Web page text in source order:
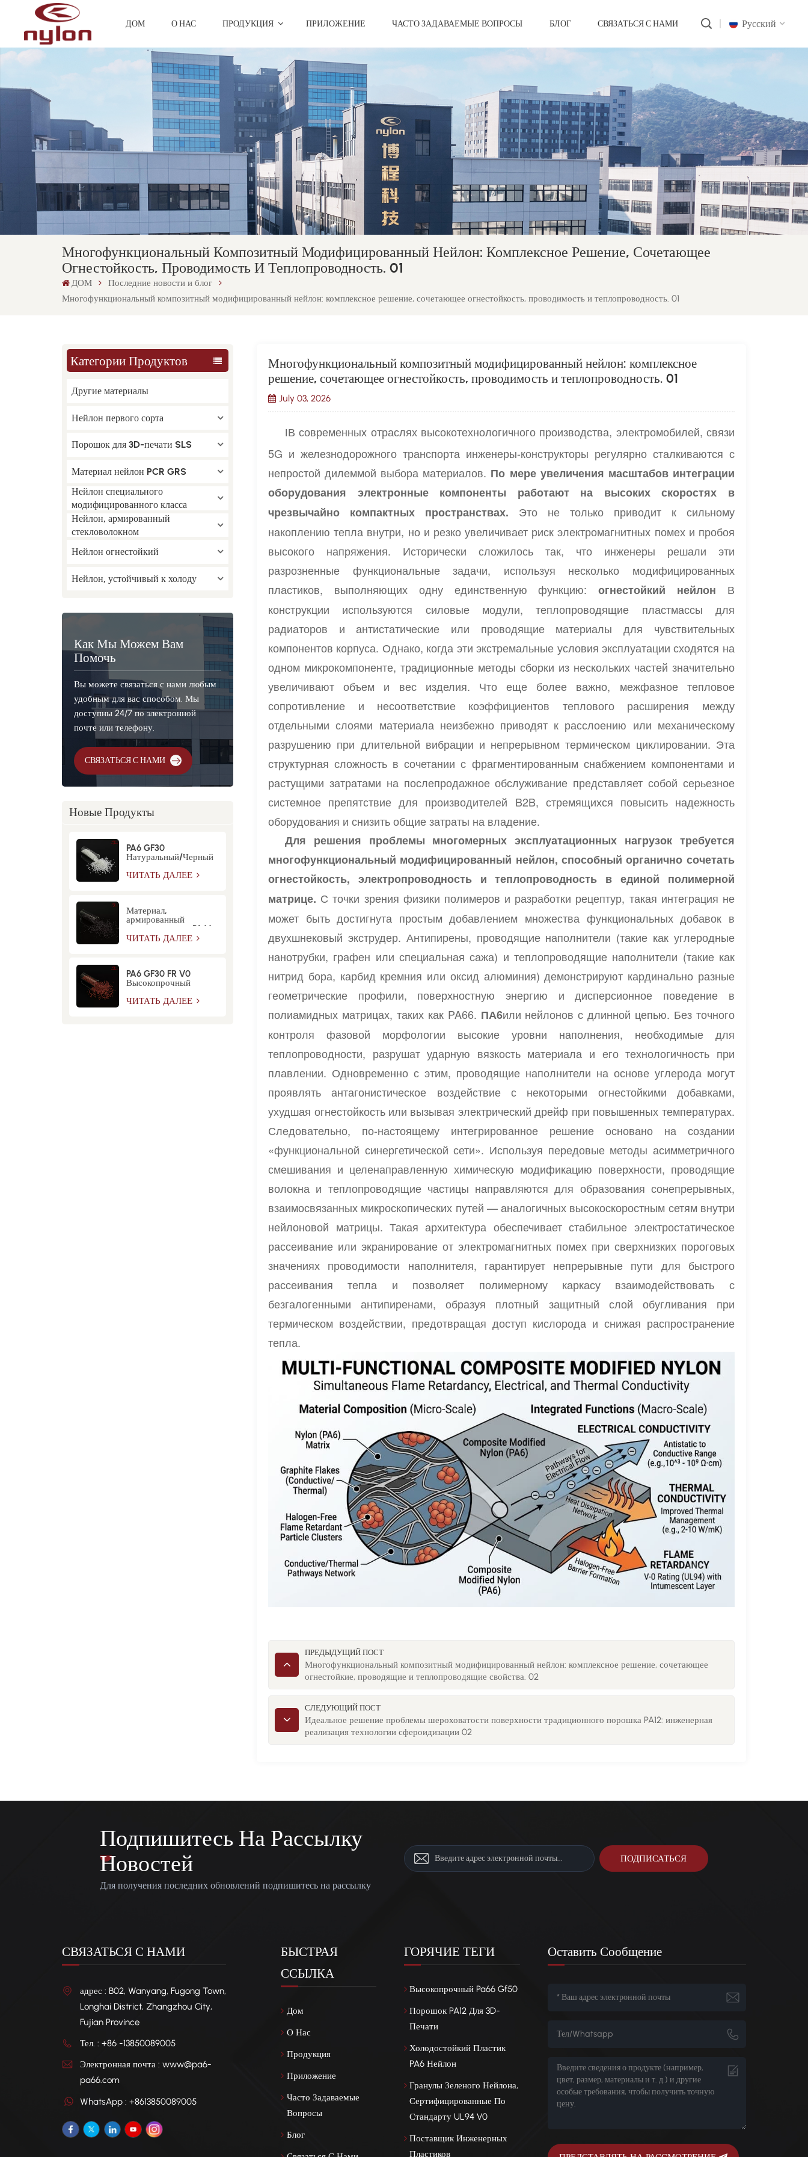
ДОМ О НАС ПРОДУКЦИЯ ПРИЛОЖЕНИЕ ЧАСТО ЗАДАВАЕМЫЕ ВОПРОСЫ БЛОГ СВЯЗАТЬСЯ С НАМИ Русский
русский
português
العربية
中文
Многофункциональный Композитный Модифицированный Нейлон: Комплексное Решение, Сочетающее
Огнестойкость, Проводимость И Теплопроводность. 01
ДОМ
Последние новости и блог
Многофункциональный композитный модифицированный нейлон: комплексное решение, сочетающее огнестойкость, проводимость и теплопроводность. 01
Категории Продуктов
Другие материалы
Нейлон первого сорта
Порошок для 3D-печати SLS
Материал нейлон PCR GRS
Нейлон специального
модифицированного класса
Нейлон, армированный
стекловолокном
Нейлон огнестойкий
Нейлон, устойчивый к холоду
Как Мы Можем Вам
Помочь
Вы можете связаться с нами любым
удобным для вас способом. Мы
доступны 24/7 по электронной
почте или телефону.
СВЯЗАТЬСЯ С НАМИ
Новые Продукты
PA6 GF30
Натуральный/Черный
Стекловолоконный
ЧИТАТЬ ДАЛЕЕ
Материал,
армированный
стекловолокном PA66
GF30, для повышенной
прочности и
ЧИТАТЬ ДАЛЕЕ
PA6 GF30 FR V0
Высокопрочный
армированный
ЧИТАТЬ ДАЛЕЕ
Многофункциональный композитный модифицированный нейлон: комплексное
решение, сочетающее огнестойкость, проводимость и теплопроводность. 01
July 03, 2026
IВ современных отраслях высокотехнологичного производства, электромобилей, связи
5G и железнодорожного транспорта инженеры-конструкторы регулярно сталкиваются с
непростой дилеммой выбора материалов. По мере увеличения масштабов интеграции
оборудования электронные компоненты работают на высоких скоростях в
чрезвычайно компактных пространствах. Это не только приводит к сильному
накоплению тепла внутри, но и резко увеличивает риск электромагнитных помех и пробоя
высокого напряжения. Исторически сложилось так, что инженеры решали эти
разрозненные функциональные задачи, используя несколько модифицированных
пластиков, выполняющих одну единственную функцию:огнестойкий нейлон В
конструкции используются силовые модули, теплопроводящие пластмассы для
радиаторов и антистатические или проводящие материалы для чувствительных
компонентов корпуса. Однако, когда эти экстремальные условия эксплуатации сходятся на
одном микрокомпоненте, традиционные методы сборки из нескольких частей значительно
увеличивают объем и вес изделия. Что еще более важно, межфазное тепловое
сопротивление и несоответствие коэффициентов теплового расширения между
отдельными слоями материала неизбежно приводят к расслоению или механическому
разрушению при длительной вибрации и непрерывном термическом циклировании. Эта
структурная сложность в сочетании с фрагментированным снабжением компонентами и
растущими затратами на послепродажное обслуживание представляет собой серьезное
системное препятствие для производителей B2B, стремящихся повысить надежность
оборудования и снизить общие затраты на владение.
Для решения проблемы многомерных эксплуатационных нагрузок требуется
многофункциональный модифицированный нейлон, способный органично сочетать
огнестойкость, электропроводность и теплопроводность в единой полимерной
матрице. С точки зрения физики полимеров и разработки рецептур, такая интеграция не
может быть достигнута простым добавлением множества функциональных добавок в
двухшнековый экструдер. Антипирены, проводящие наполнители (такие как углеродные
нанотрубки, графен или специальная сажа) и теплопроводящие наполнители (такие как
нитрид бора, карбид кремния или оксид алюминия) демонстрируют кардинально разные
геометрические профили, поверхностную энергию и дисперсионное поведение в
полиамидных матрицах, таких как PA66. ПА6или нейлонов с длинной цепью. Без точного
контроля фазовой морфологии высокие уровни наполнения, необходимые для
теплопроводности, разрушат ударную вязкость материала и его технологичность при
плавлении. Одновременно с этим, проводящие наполнители на основе углерода могут
проявлять антагонистическое воздействие с некоторыми огнестойкими добавками,
ухудшая огнестойкость или вызывая электрический дрейф при повышенных температурах.
Следовательно, по-настоящему интегрированное решение основано на создании
«функциональной синергетической сети». Используя передовые методы асимметричного
смешивания и целенаправленную химическую модификацию поверхности, проводящие
волокна и теплопроводящие частицы направляются для образования сонепрерывных,
взаимосвязанных микроскопических путей — аналогичных высокоскоростным сетям внутри
нейлоновой матрицы. Такая архитектура обеспечивает стабильное электростатическое
рассеивание или экранирование от электромагнитных помех при сверхнизких пороговых
значениях проводимости наполнителя, гарантирует непрерывные пути для быстрого
рассеивания тепла и позволяет полимерному каркасу взаимодействовать с
безгалогенными антипиренами, образуя плотный защитный слой обугливания при
термическом воздействии, предотвращая доступ кислорода и снижая распространение
тепла.
ПРЕДЫДУЩИЙ ПОСТ
Многофункциональный композитный модифицированный нейлон: комплексное решение, сочетающее
огнестойкие, проводящие и теплопроводящие свойства. 02
СЛЕДУЮЩИЙ ПОСТ
Идеальное решение проблемы шероховатости поверхности традиционного порошка PA12: инженерная
реализация технологии сфероидизации 02
Подпишитесь На Рассылку
Новостей
Для получения последних обновлений подпишитесь на рассылку
СВЯЗАТЬСЯ С НАМИ
адрес : B02, Wanyang, Fugong Town,
Longhai District, Zhangzhou City,
Fujian Province
Тел. : +86 -13850089005
Электронная почта : www@pa6-
pa66.com
WhatsApp : +8613850089005
БЫСТРАЯ
ССЫЛКА
Дом
О Нас
Продукция
Приложение
Часто Задаваемые
Вопросы
Блог
ГОРЯЧИЕ ТЕГИ
Высокопрочный Pa66 Gf50
Порошок PA12 Для 3D-
Печати
Холодостойкий Пластик
PA6 Нейлон
Гранулы Зеленого Нейлона,
Сертифицированные По
Стандарту UL94 V0
Поставщик Инженерных
Пластиков
Оставить Сообщение